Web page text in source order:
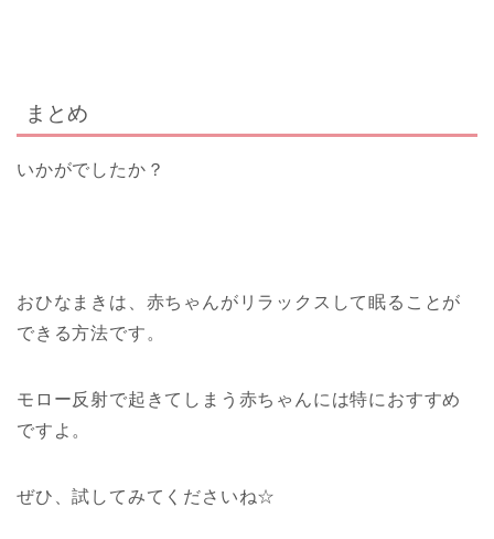
まとめ
いかがでしたか？
おひなまきは、赤ちゃんがリラックスして眠ることが
できる方法です。
モロー反射で起きてしまう赤ちゃんには特におすすめ
ですよ。
ぜひ、試してみてくださいね☆